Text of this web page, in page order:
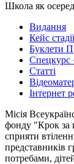
Школа як
Видання
Кейс стадії
Буклети
Спецкурс
Статті
Інтернет
Місія
фонду "Крок за
сприяти
представників
потребами,